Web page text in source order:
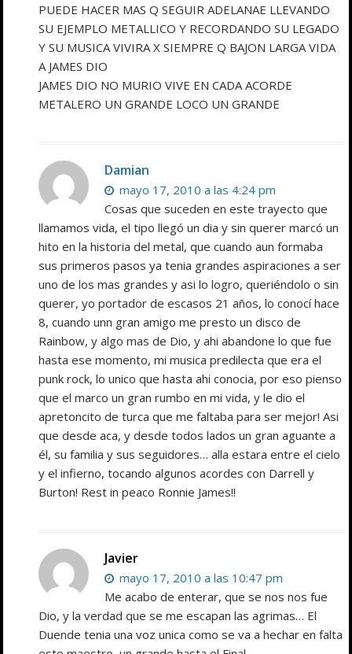
PUEDE HACER MAS Q SEGUIR ADELANAE LLEVANDO
SU EJEMPLO METALLICO Y RECORDANDO SU LEGADO
Y SU MUSICA VIVIRA X SIEMPRE Q BAJON LARGA VIDA
A JAMES DIO
JAMES DIO NO MURIO VIVE EN CADA ACORDE
METALERO UN GRANDE LOCO UN GRANDE
Damian
mayo 17, 2010 a las 4:24 pm
Cosas que suceden en este trayecto que
llamamos vida, el tipo llegó un dia y sin querer marcó un
hito en la historia del metal, que cuando aun formaba
sus primeros pasos ya tenia grandes aspiraciones a ser
uno de los mas grandes y asi lo logro, queriéndolo o sin
querer, yo portador de escasos 21 años, lo conocí hace
8, cuando unn gran amigo me presto un disco de
Rainbow, y algo mas de Dio, y ahi abandone lo que fue
hasta ese momento, mi musica predilecta que era el
punk rock, lo unico que hasta ahi conocia, por eso pienso
que el marco un gran rumbo en mi vida, y le dio el
apretoncito de turca que me faltaba para ser mejor! Asi
que desde aca, y desde todos lados un gran aguante a
él, su familia y sus seguidores… alla estara entre el cielo
y el infierno, tocando algunos acordes con Darrell y
Burton! Rest in peaco Ronnie James!!
Javier
mayo 17, 2010 a las 10:47 pm
Me acabo de enterar, que se nos nos fue
Dio, y la verdad que se me escapan las agrimas… El
Duende tenia una voz unica como se va a hechar en falta